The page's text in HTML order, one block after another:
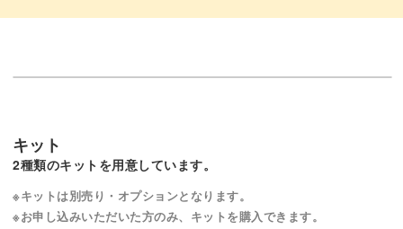
キット
2種類のキットを用意しています。
※キットは別売り・オプションとなります。
※お申し込みいただいた方のみ、キットを購入できます。